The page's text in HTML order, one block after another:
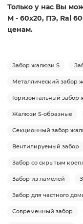
Только у нас Вы
М - 60х20, ПЭ, Ral
ценам.
Забор жалюзи S
Металлический забор
Горизонтальный забор
Жалюзи S-образные
Секционный забор
Вентилируемый забор
Забор со скрытым
Забор из ламелей
Забор для частного
Современный забор